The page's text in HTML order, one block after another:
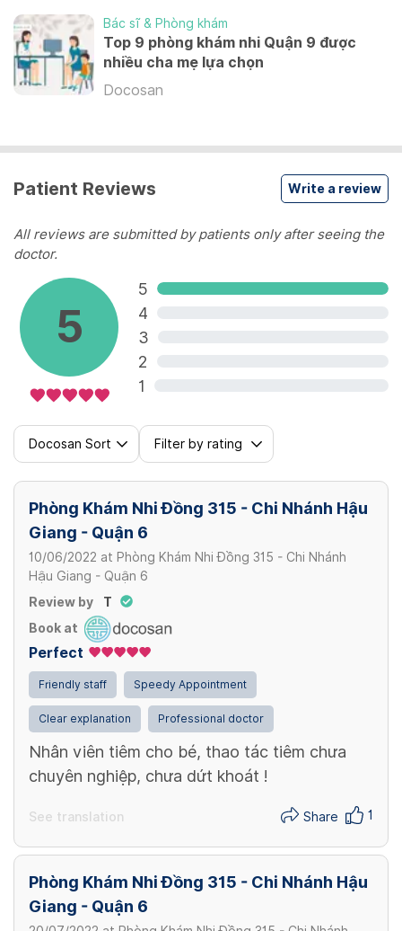
Synflorix
Các bệnh do phế cầu
1,040,000 VND
Các bệnh do phế cầu
1,290,000 VND
View more
Bác sĩ & Phòng khám
Top 9 phòng khám nhi Quận 9 được
nhiều cha mẹ lựa chọn
Docosan
Patient Reviews Write a review
All reviews are submitted by patients only after seeing the
doctor.
5
5
4
3
2
1
Docosan Sort Filter by rating
Phòng Khám Nhi Đồng 315 - Chi Nhánh Hậu
Giang - Quận 6
10/06/2022 at Phòng Khám Nhi Đồng 315 - Chi Nhánh
Hậu Giang - Quận 6
Review by
T
Book at
Perfect
Friendly staff Speedy Appointment
Clear explanation Professional doctor
Nhân viên tiêm cho bé, thao tác tiêm chưa
chuyên nghiệp, chưa dứt khoát !
See translation Share 1
Phòng Khám Nhi Đồng 315 - Chi Nhánh Hậu
Giang - Quận 6